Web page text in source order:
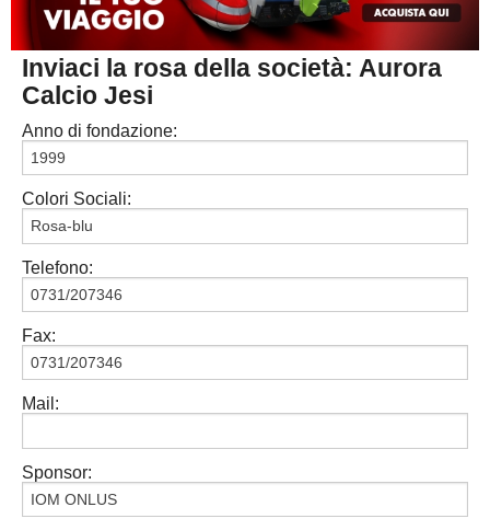
MACERATA
PESARO URBINO
ECCELLENZA
PROMOZIONE
1^ CATEGORIA
2^ CATEGORIA
3^ CATEGORIA
GIOVANILI
REGIONALI
DIRETTA
Inviaci la rosa della società: Aurora
Calcio Jesi
Anno di fondazione:
Colori Sociali:
Telefono:
Fax:
Mail:
Sponsor: